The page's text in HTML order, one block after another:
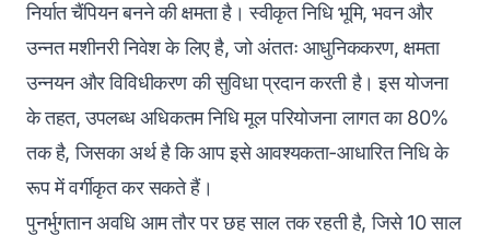
निर्यात चैंपियन बनने की क्षमता है। स्वीकृत निधि भूमि, भवन और
उन्नत मशीनरी निवेश के लिए है, जो अंततः आधुनिककरण, क्षमता
उन्नयन और विविधीकरण की सुविधा प्रदान करती है। इस योजना
के तहत, उपलब्ध अधिकतम निधि मूल परियोजना लागत का 80%
तक है, जिसका अर्थ है कि आप इसे आवश्यकता-आधारित निधि के
रूप में वर्गीकृत कर सकते हैं।
पुनर्भुगतान अवधि आम तौर पर छह साल तक रहती है, जिसे 10 साल